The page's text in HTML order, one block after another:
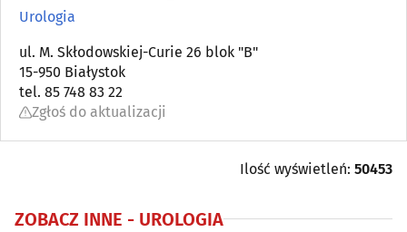
Angiologia
Apteki(92)
Audiologia (5)
Chirurgia dziecięca(4)
Urologia
ul. M. Skłodowskiej-Curie 26 blok "B"
15-950 Białystok
tel. 85 748 83 22
Zgłoś do aktualizacji
Ilość wyświetleń: 50453
ZOBACZ INNE - UROLOGIA